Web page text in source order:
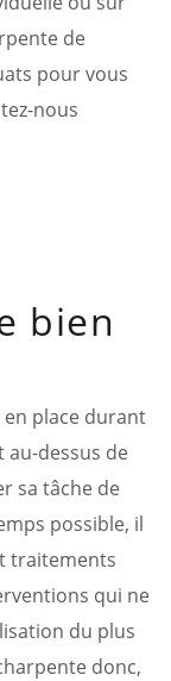
de
pour vous
nous
bien
en place durant
dessus de
sa tâche de
possible, il
traitements
qui ne
du plus
donc,